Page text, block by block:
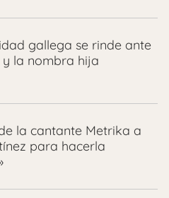
gallega se rinde ante
y la nombra hija
la cantante Metrika a
para hacerla